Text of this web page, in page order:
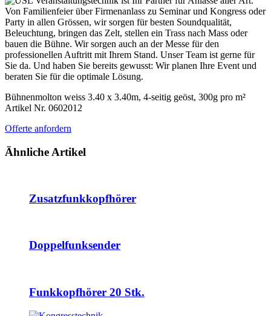
Bühnenmolton weiss 3.40 x 3.40m, 4-seitig geöst, 300g pro m²
Artikel Nr. 0602012
Offerte anfordern
Ähnliche Artikel
Zusatzfunkkopfhörer
Doppelfunksender
Funkkopfhörer 20 Stk.